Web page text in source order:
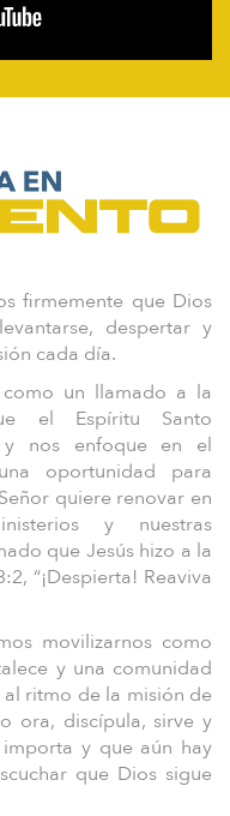
firmemente que Dios
despertar y
cada día.
un llamado a la
el Espíritu Santo
y nos enfoque en el
oportunidad para
quiere renovar en
y nuestras
que Jesús hizo a la
“¡Despierta! Reaviva
movilizarnos como
y una comunidad
ritmo de la misión de
ora, discípula, sirve y
y que aún hay
que Dios sigue